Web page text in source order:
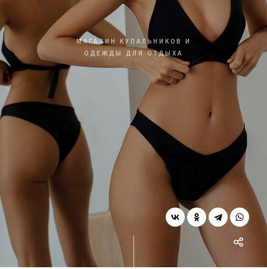
МАГАЗИН КУПАЛЬНИКОВ И
ОДЕЖДЫ ДЛЯ ОТДЫХА